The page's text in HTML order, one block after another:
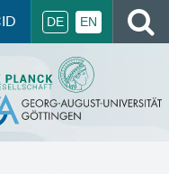
DE EN